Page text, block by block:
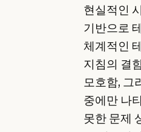
현실적인
기반으로
체계적인
지침의 결
모호함, 그
중에만 나
못한 문제